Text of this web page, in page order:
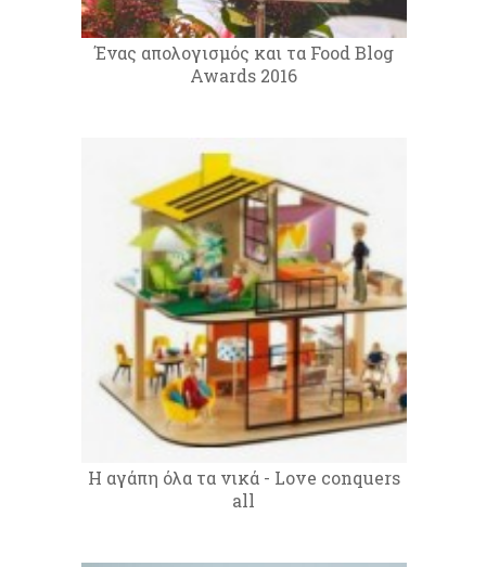
Ένας απολογισμός και τα Food Blog
Awards 2016
Η αγάπη όλα τα νικά - Love conquers
all